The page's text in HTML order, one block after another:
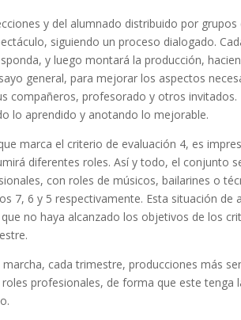
y del alumnado distribuido por
siguiendo un proceso dialogado.
y luego montará la producción,
general, para mejorar los aspectos
compañeros, profesorado y otros
lo aprendido y anotando lo mejorable.
marca el criterio de evaluación 4, es
diferentes roles. Así y todo, el conjunto
con roles de músicos, bailarines o
7, 6 y 5 respectivamente. Esta situación de
no haya alcanzado los objetivos de los
cada trimestre, producciones más
profesionales, de forma que este tenga